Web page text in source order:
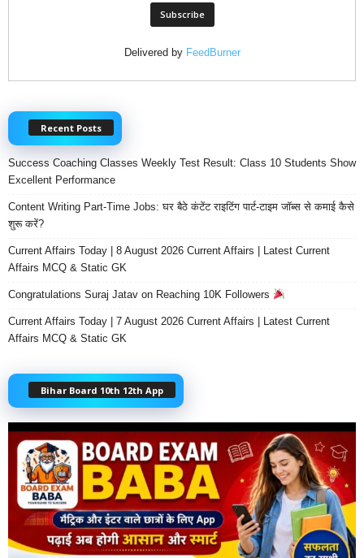
Delivered by FeedBurner
Recent Posts
Success Coaching Classes Weekly Test Result: Class 10 Students Show
Excellent Performance
Content Writing Part-Time Jobs: घर बैठे कंटेंट राइटिंग पार्ट-टाइम जॉब्स से कमाई कैसे
शुरू करें?
Current Affairs Today | 8 August 2026 Current Affairs | Latest Current
Affairs MCQ & Static GK
Congratulations Suraj Jatav on Reaching 10K Followers
Current Affairs Today | 7 August 2026 Current Affairs | Latest Current
Affairs MCQ & Static GK
Bihar Board 10th 12th App